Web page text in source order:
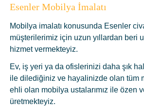
Esenler Mobilya İmalatı
Mobilya imalatı konusunda Esenler
müşterilerimiz için uzun yıllardan beri
hizmet vermekteyiz.
Ev, iş yeri ya da ofislerinizi daha şık
ile dilediğiniz ve hayalinizde olan tüm
ehli olan mobilya ustalarımız ile özen
üretmekteyiz.